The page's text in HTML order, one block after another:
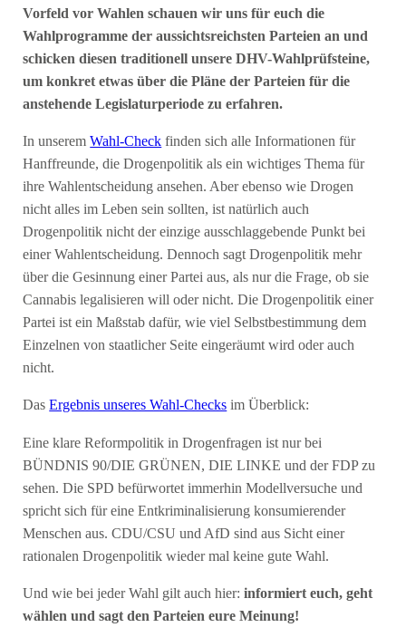
Vorfeld vor Wahlen schauen wir uns für euch die
Wahlprogramme der aussichtsreichsten Parteien an und
schicken diesen traditionell unsere DHV-Wahlprüfsteine,
um konkret etwas über die Pläne der Parteien für die
anstehende Legislaturperiode zu erfahren.
In unseremWahl-Check finden sich alle Informationen für
Hanffreunde, die Drogenpolitik als ein wichtiges Thema für
ihre Wahlentscheidung ansehen. Aber ebenso wie Drogen
nicht alles im Leben sein sollten, ist natürlich auch
Drogenpolitik nicht der einzige ausschlaggebende Punkt bei
einer Wahlentscheidung. Dennoch sagt Drogenpolitik mehr
über die Gesinnung einer Partei aus, als nur die Frage, ob sie
Cannabis legalisieren will oder nicht. Die Drogenpolitik einer
Partei ist ein Maßstab dafür, wie viel Selbstbestimmung dem
Einzelnen von staatlicher Seite eingeräumt wird oder auch
nicht.
DasErgebnis unseres Wahl-Checks im Überblick:
Eine klare Reformpolitik in Drogenfragen ist nur bei
BÜNDNIS 90/DIE GRÜNEN, DIE LINKE und der FDP zu
sehen. Die SPD befürwortet immerhin Modellversuche und
spricht sich für eine Entkriminalisierung konsumierender
Menschen aus. CDU/CSU und AfD sind aus Sicht einer
rationalen Drogenpolitik wieder mal keine gute Wahl.
Und wie bei jeder Wahl gilt auch hier: informiert euch, geht
wählen und sagt den Parteien eure Meinung!